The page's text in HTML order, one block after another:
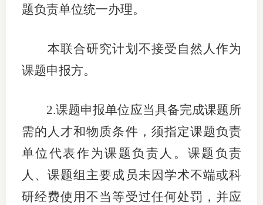
协会公
题负责单位统一办理。
本联合研究计划不接受 自然人作为
课题申报方。
2.课题申报单位应当具备完成课题所
需的人才和物质条件， 须指定课题负责
单位代表作为课题负责人 。 课题负责
人 、 课题组主要成员未因学术不端或科
研经费使用不当等受过任何处罚 ， 并应